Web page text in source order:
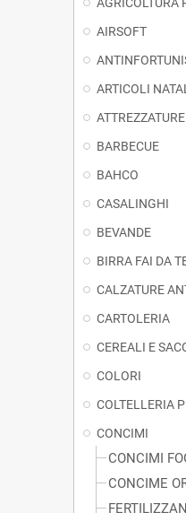
AIRSOFT
ARTICOLI
BARBECUE
BAHCO
CASALINGHI
BEVANDE
BIRRA FAI DA
CALZATURE
CARTOLERIA
CEREALI E
COLORI
COLTELLERIA
CONCIMI
CONCIMI
CONCIME